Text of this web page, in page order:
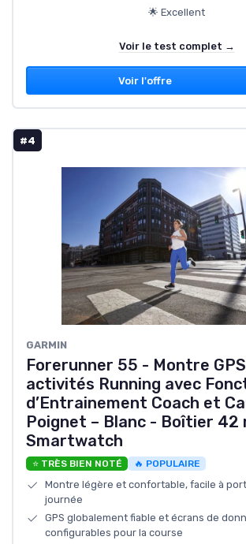
🌟 Excellent
Voir le test complet →
Voir l'offre
#4
GARMIN
Forerunner 55 - Montre
activités Running avec
d’Entrainement Coach et
Poignet – Blanc - Boîtier 42
Smartwatch
⭐ TRÈS BIEN NOTÉ 🔥 POPULAIRE
Montre légère et confortable, facile à
journée
GPS globalement fiable et écrans de
configurables pour la course